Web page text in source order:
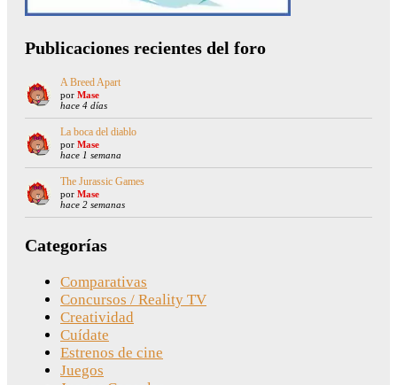
Publicaciones recientes del foro
A Breed Apart
por Mase
hace 4 días
La boca del diablo
por Mase
hace 1 semana
The Jurassic Games
por Mase
hace 2 semanas
Categorías
Comparativas
Concursos / Reality TV
Creatividad
Cuídate
Estrenos de cine
Juegos